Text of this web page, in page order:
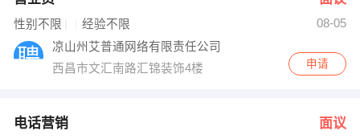
性别不限 经验不限
08-05
凉山州艾普通网络有限责任公司
西昌市文汇南路汇锦装饰4楼
申请
电话营销 面议